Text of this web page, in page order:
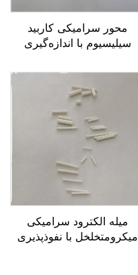
محور سرامیکی کاربید
سیلیسیوم با اندازه‌گیری
SiC
میله الکترود سرامیکی
میکرومتخلخل با نفوذپذیری